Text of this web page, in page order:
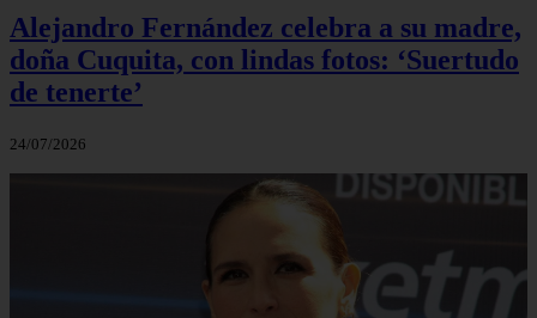
Alejandro Fernández celebra a su madre,
doña Cuquita, con lindas fotos: ‘Suertudo
de tenerte’
24/07/2026